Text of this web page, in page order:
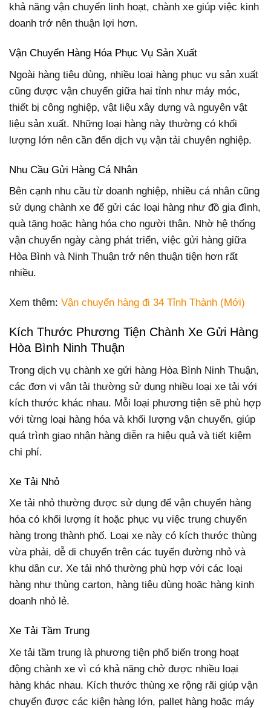
khả năng vận chuyển linh hoạt, chành xe giúp việc kinh
doanh trở nên thuận lợi hơn.
Vận Chuyển Hàng Hóa Phục Vụ Sản Xuất
Ngoài hàng tiêu dùng, nhiều loại hàng phục vụ sản xuất
cũng được vận chuyển giữa hai tỉnh như máy móc,
thiết bị công nghiệp, vật liệu xây dựng và nguyên vật
liệu sản xuất. Những loại hàng này thường có khối
lượng lớn nên cần đến dịch vụ vận tải chuyên nghiệp.
Nhu Cầu Gửi Hàng Cá Nhân
Bên cạnh nhu cầu từ doanh nghiệp, nhiều cá nhân cũng
sử dụng chành xe để gửi các loại hàng như đồ gia đình,
quà tặng hoặc hàng hóa cho người thân. Nhờ hệ thống
vận chuyển ngày càng phát triển, việc gửi hàng giữa
Hòa Bình và Ninh Thuận trở nên thuận tiện hơn rất
nhiều.
Xem thêm: Vận chuyển hàng đi 34 Tỉnh Thành (Mới)
Kích Thước Phương Tiện Chành Xe Gửi Hàng
Hòa Bình Ninh Thuận
Trong dịch vụ chành xe gửi hàng Hòa Bình Ninh Thuận,
các đơn vị vận tải thường sử dụng nhiều loại xe tải với
kích thước khác nhau. Mỗi loại phương tiện sẽ phù hợp
với từng loại hàng hóa và khối lượng vận chuyển, giúp
quá trình giao nhận hàng diễn ra hiệu quả và tiết kiệm
chi phí.
Xe Tải Nhỏ
Xe tải nhỏ thường được sử dụng để vận chuyển hàng
hóa có khối lượng ít hoặc phục vụ việc trung chuyển
hàng trong thành phố. Loại xe này có kích thước thùng
vừa phải, dễ di chuyển trên các tuyến đường nhỏ và
khu dân cư. Xe tải nhỏ thường phù hợp với các loại
hàng như thùng carton, hàng tiêu dùng hoặc hàng kinh
doanh nhỏ lẻ.
Xe Tải Tầm Trung
Xe tải tầm trung là phương tiện phổ biến trong hoạt
động chành xe vì có khả năng chở được nhiều loại
hàng khác nhau. Kích thước thùng xe rộng rãi giúp vận
chuyển được các kiện hàng lớn, pallet hàng hoặc máy